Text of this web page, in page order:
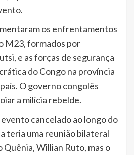
os enfrentamentos
M23, formados por
e as forças de segurança
do Congo na província
O governo congolês
a milícia rebelde.
cancelado ao longo do
teria uma reunião bilateral
Willian Ruto, mas o